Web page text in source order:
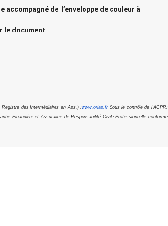
accompagné de l’enveloppe de couleur à
le document.
des Intermédiaires en Ass.) :www.orias.frSous le contrôle de l'ACPR:
Financière et Assurance de Responsabilité Civile Professionnelle conforme